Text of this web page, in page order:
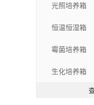
光照培养箱
恒温恒湿箱
霉菌培养箱
生化培养箱